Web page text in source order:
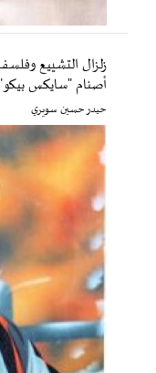
زلزال التشييع
أصنام "سايكس
حيدر حسين سويري